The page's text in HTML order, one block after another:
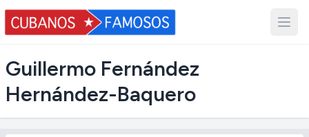
Guillermo Fernández
Hernández-Baquero